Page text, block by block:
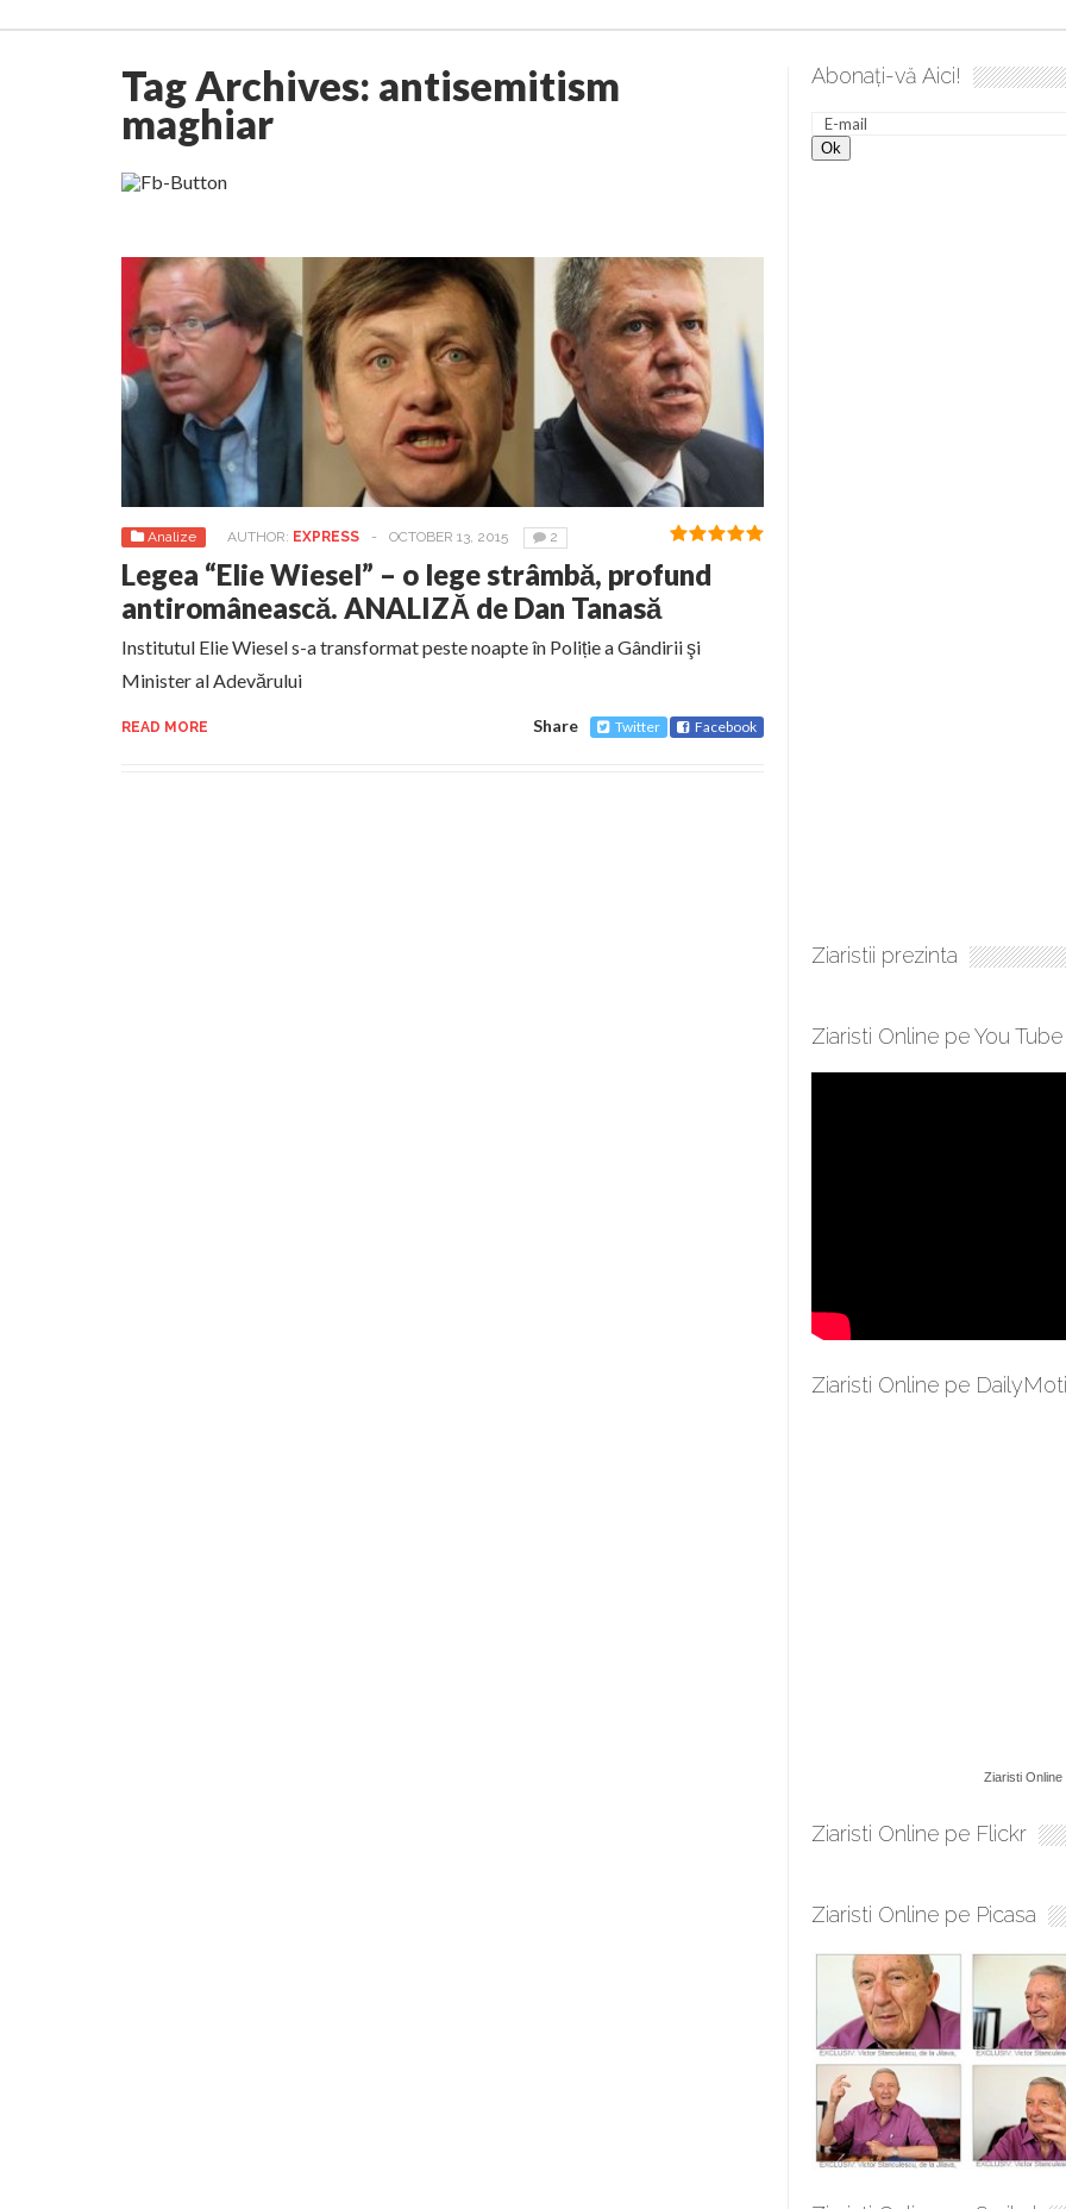
Tag Archives: antisemitism
maghiar
Analize AUTHOR: EXPRESS - OCTOBER 13, 2015 2
Legea “Elie Wiesel” – o lege strâmbă, profund
antiromânească. ANALIZĂ de Dan Tanasă
Institutul Elie Wiesel s-a transformat peste noapte în Poliție a Gândirii şi
Minister al Adevărului
READ MORE Share Twitter Facebook
Abonați-vă Aici!
Ziaristii prezinta
Ziaristi Online pe You Tube
Ziaristi Online pe
Ziaristi Online
Ziaristi Online pe Flickr
Ziaristi Online pe Picasa